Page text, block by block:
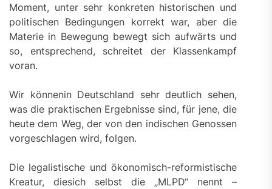
Moment, unter sehr konkreten historischen und
politischen Bedingungen korrekt war, aber die
Materie in Bewegung bewegt sich aufwärts und
so, entsprechend, schreitet der Klassenkampf
voran.
Wir könnenin Deutschland sehr deutlich sehen,
was die praktischen Ergebnisse sind, für jene, die
heute dem Weg, der von den indischen Genossen
vorgeschlagen wird, folgen.
Die legalistische und ökonomisch-reformistische
Kreatur, diesich selbst die „MLPD“ nennt –